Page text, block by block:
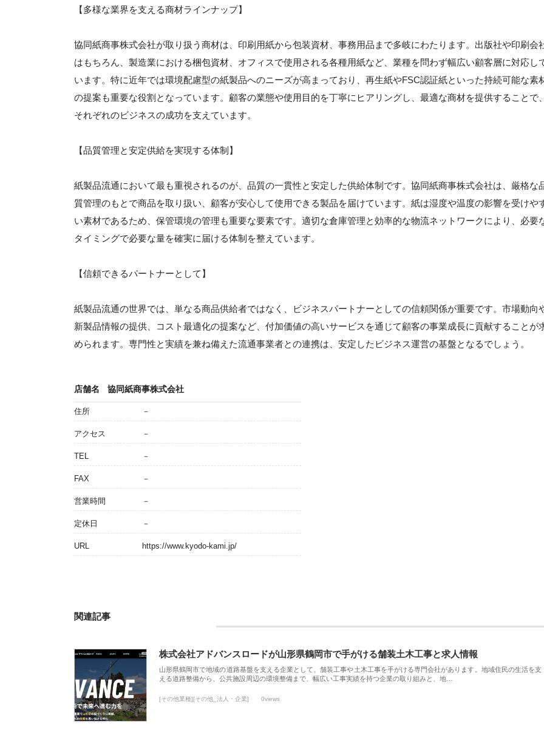
【多様な業界を支える商材ラインナップ】
協同紙商事株式会社が取り扱う商材は、印刷用紙から包装資材、事務用品まで多岐にわたります。出版社や印刷会
はもちろん、製造業における梱包資材、オフィスで使用される各種用紙など、業種を問わず幅広い顧客層に対応し
います。特に近年では環境配慮型の紙製品へのニーズが高まっており、再生紙やFSC認証紙といった持続可能な素
の提案も重要な役割となっています。顧客の業態や使用目的を丁寧にヒアリングし、最適な商材を提供することで、
それぞれのビジネスの成功を支えています。
【品質管理と安定供給を実現する体制】
紙製品流通において最も重視されるのが、品質の一貫性と安定した供給体制です。協同紙商事株式会社は、厳格な
質管理のもとで商品を取り扱い、顧客が安心して使用できる製品を届けています。紙は湿度や温度の影響を受けや
い素材であるため、保管環境の管理も重要な要素です。適切な倉庫管理と効率的な物流ネットワークにより、必要
タイミングで必要な量を確実に届ける体制を整えています。
【信頼できるパートナーとして】
紙製品流通の世界では、単なる商品供給者ではなく、ビジネスパートナーとしての信頼関係が重要です。市場動向
新製品情報の提供、コスト最適化の提案など、付加価値の高いサービスを通じて顧客の事業成長に貢献することが
められます。専門性と実績を兼ね備えた流通事業者との連携は、安定したビジネス運営の基盤となるでしょう。
店舗名 協同紙商事株式会社
住所 －
アクセス －
TEL －
FAX －
営業時間 －
定休日 －
URL https://www.kyodo-kami.jp/
関連記事
株式会社アドバンスロードが山形県鶴岡市で手がける舗装土木工事と求人情報
山形県鶴岡市で地域の道路基盤を支える企業として、舗装工事や土木工事を手がける専門会社があります。地域住民の生活を支
える道路整備から、公共施設周辺の環境整備まで、幅広い工事実績を持つ企業の取り組みと、地…
[その他業種][その他_法人・企業] 0views